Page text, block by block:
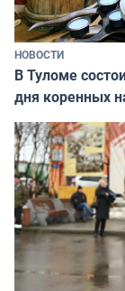
НОВОСТИ
В Туломе
дня коренных